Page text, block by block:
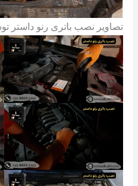
تصاویر نصب باتری رنو داستر